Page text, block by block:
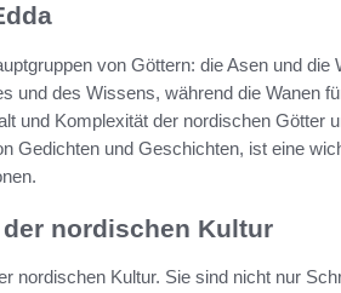
von Göttern: die Asen und die
und des Wissens, während die Wanen
und Komplexität der nordischen Götter
Gedichten und Geschichten, ist eine
nordischen Kultur
nordischen Kultur. Sie sind nicht nur